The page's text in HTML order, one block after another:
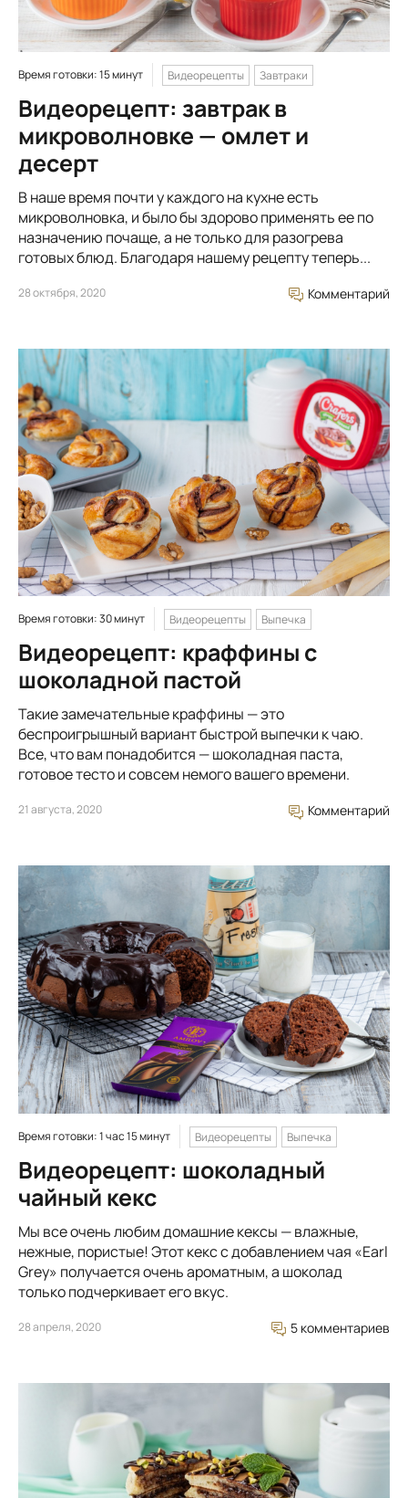
Время готовки: 15 минут Видеорецепты Завтраки
Видеорецепт: завтрак в
микроволновке — омлет и
десерт
В наше время почти у каждого на кухне есть
микроволновка, и было бы здорово применять ее по
назначению почаще, а не только для разогрева
готовых блюд. Благодаря нашему рецепту теперь...
28 октября, 2020 Комментарий
Время готовки: 30 минут Видеорецепты Выпечка
Видеорецепт: краффины с
шоколадной пастой
Такие замечательные краффины — это
беспроигрышный вариант быстрой выпечки к чаю.
Все, что вам понадобится — шоколадная паста,
готовое тесто и совсем немого вашего времени.
21 августа, 2020 Комментарий
Время готовки: 1 час 15 минут Видеорецепты Выпечка
Видеорецепт: шоколадный
чайный кекс
Мы все очень любим домашние кексы — влажные,
нежные, пористые! Этот кекс с добавлением чая «Earl
Grey» получается очень ароматным, а шоколад
только подчеркивает его вкус.
28 апреля, 2020 5 комментариев